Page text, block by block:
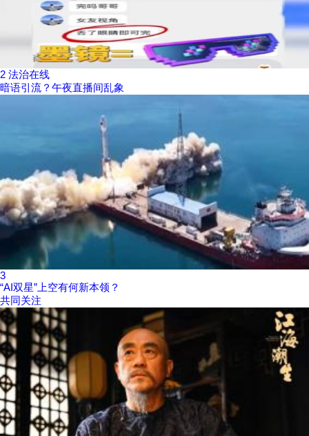
2 法治在线
暗语引流？午夜直播间乱象
3
“AI双星”上空有何新本领？
共同关注